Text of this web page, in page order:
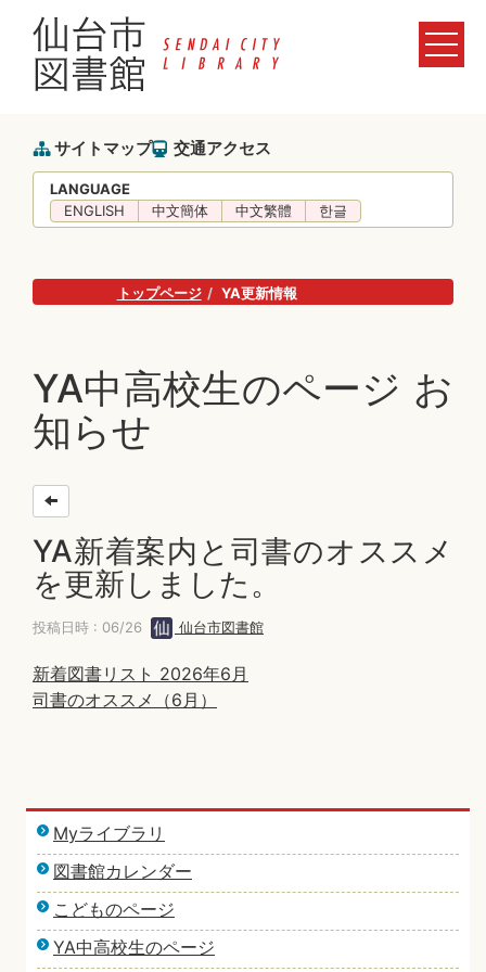
サイトマップ 交通アクセス
LANGUAGE
ENGLISH
中文簡体 中文繁體 한글
トップページ YA更新情報
YA中高校生のページ お
知らせ
YA新着案内と司書のオススメ
を更新しました。
投稿日時 : 06/26 仙台市図書館
新着図書リスト 2026年6月
司書のオススメ（6月）
Myライブラリ
図書館カレンダー
こどものページ
YA中高校生のページ